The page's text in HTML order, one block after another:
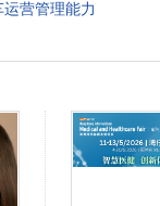
营管理能力